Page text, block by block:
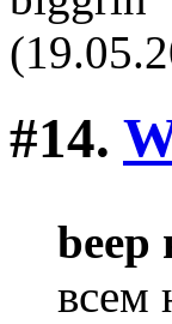
#14.
beep
всем